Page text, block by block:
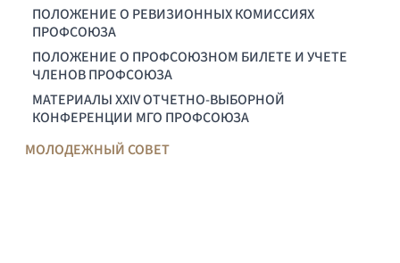
ПОЛОЖЕНИЕ О РЕВИЗИОННЫХ КОМИССИЯХ
ПРОФСОЮЗА
ПОЛОЖЕНИЕ О ПРОФСОЮЗНОМ БИЛЕТЕ И УЧЕТЕ
ЧЛЕНОВ ПРОФСОЮЗА
МАТЕРИАЛЫ XXIV ОТЧЕТНО-ВЫБОРНОЙ
КОНФЕРЕНЦИИ МГО ПРОФСОЮЗА
МОЛОДЕЖНЫЙ СОВЕТ